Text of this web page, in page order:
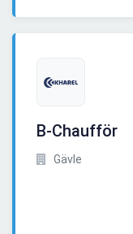
B-Chaufför
Gävle